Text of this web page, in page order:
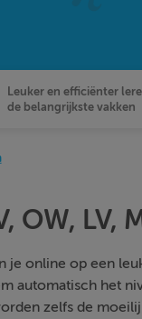
Leuker en efficiënter
de belangrijkste vakken
OW, LV,
je online op een
automatisch het
zelfs de